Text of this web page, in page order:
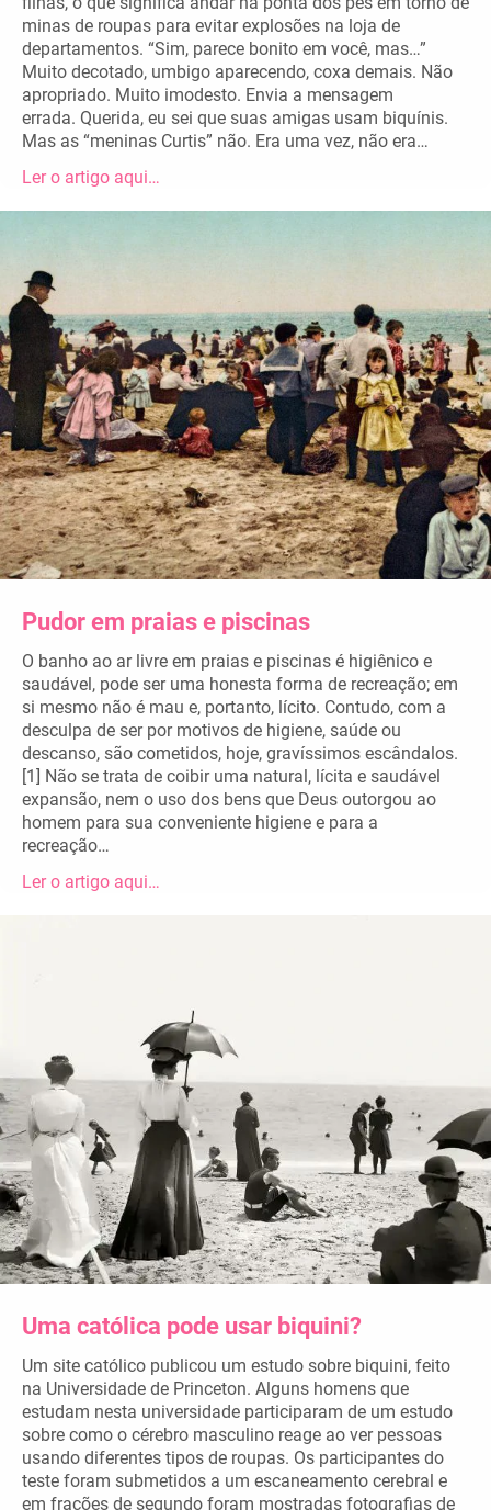
minas de roupas para evitar explosões na loja de
departamentos. “Sim, parece bonito em você, mas…”
Muito decotado, umbigo aparecendo, coxa demais. Não
apropriado. Muito imodesto. Envia a mensagem
errada. Querida, eu sei que suas amigas usam biquínis.
Mas as “meninas Curtis” não. Era uma vez, não era…
Ler o artigo aqui…
Pudor em praias e piscinas
O banho ao ar livre em praias e piscinas é higiênico e
saudável, pode ser uma honesta forma de recreação; em
si mesmo não é mau e, portanto, lícito. Contudo, com a
desculpa de ser por motivos de higiene, saúde ou
descanso, são cometidos, hoje, gravíssimos escândalos.
[1] Não se trata de coibir uma natural, lícita e saudável
expansão, nem o uso dos bens que Deus outorgou ao
homem para sua conveniente higiene e para a
recreação…
Ler o artigo aqui…
Uma católica pode usar biquini?
Um site católico publicou um estudo sobre biquini, feito
na Universidade de Princeton. Alguns homens que
estudam nesta universidade participaram de um estudo
sobre como o cérebro masculino reage ao ver pessoas
usando diferentes tipos de roupas. Os participantes do
teste foram submetidos a um escaneamento cerebral e
em frações de segundo foram mostradas fotografias de